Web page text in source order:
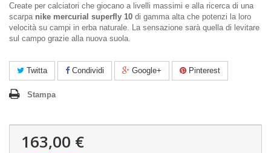
Create per calciatori che giocano a livelli massimi e alla ricerca di una
scarpa nike mercurial superfly 10 di gamma alta che potenzi la loro
velocità su campi in erba naturale. La sensazione sarà quella di levitare
sul campo grazie alla nuova suola.
Twitta Condividi Google+ Pinterest
Stampa
163,00 €